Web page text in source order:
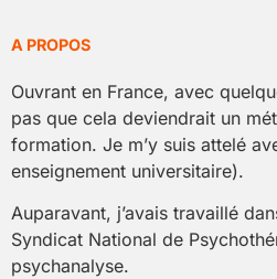
A PROPOS
Ouvrant en France, avec
pas que cela deviendrait un
formation. Je m’y suis attelé
enseignement universitaire).
Auparavant, j’avais travaillé
Syndicat National de
psychanalyse.